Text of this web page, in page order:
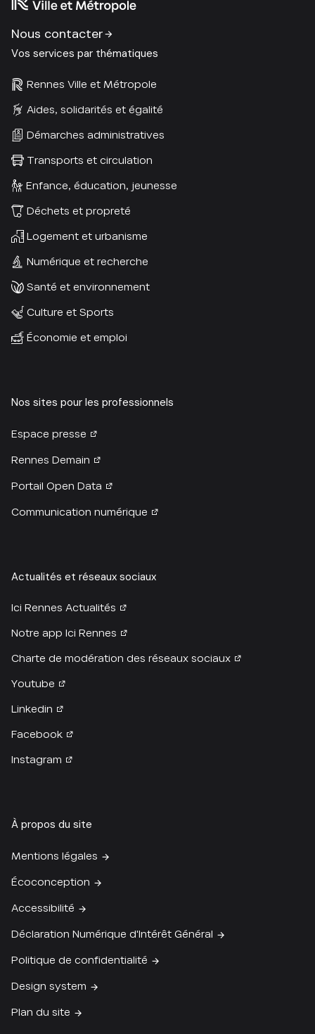
Nous contacter
Vos services par thématiques
Rennes Ville et Métropole
Aides, solidarités et égalité
Démarches administratives
Transports et circulation
Enfance, éducation, jeunesse
Déchets et propreté
Logement et urbanisme
Numérique et recherche
Santé et environnement
Culture et Sports
Économie et emploi
Nos sites pour les professionnels
Espace presse
Rennes Demain
Portail Open Data
Communication numérique
Actualités et réseaux sociaux
Ici Rennes Actualités
Notre app Ici Rennes
Charte de modération des réseaux sociaux
Youtube
Linkedin
Facebook
Instagram
À propos du site
Mentions légales
Écoconception
Accessibilité
Déclaration Numérique d'Intérêt Général
Politique de confidentialité
Design system
Plan du site